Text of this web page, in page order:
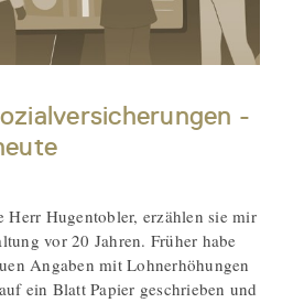
-
Herr Hugentobler, erzählen sie mir
vor 20 Jahren. Früher habe
Angaben mit Lohnerhöhungen
ein Blatt Papier geschrieben und